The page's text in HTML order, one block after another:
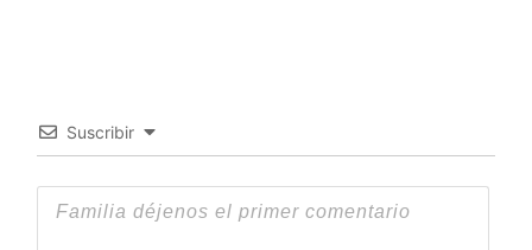
Suscribir